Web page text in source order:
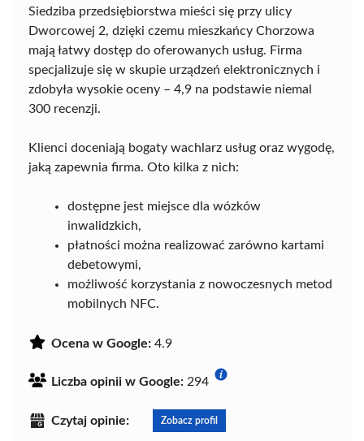
Siedziba przedsiębiorstwa mieści się przy ulicy
Dworcowej 2, dzięki czemu mieszkańcy Chorzowa
mają łatwy dostęp do oferowanych usług. Firma
specjalizuje się w skupie urządzeń elektronicznych i
zdobyła wysokie oceny – 4,9 na podstawie niemal
300 recenzji.
Klienci doceniają bogaty wachlarz usług oraz wygodę,
jaką zapewnia firma. Oto kilka z nich:
dostępne jest miejsce dla wózków
inwalidzkich,
płatności można realizować zarówno kartami
debetowymi,
możliwość korzystania z nowoczesnych metod
mobilnych NFC.
Ocena w Google: 4.9
Liczba opinii w Google: 294
Czytaj opinie: Zobacz profil